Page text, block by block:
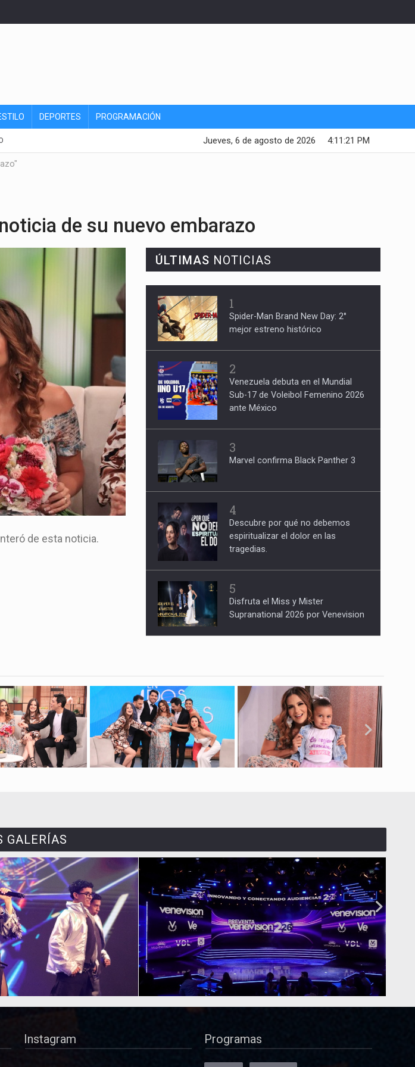
DEPORTES PROGRAMACIÓN
4:11:22 PM
Jueves, 6 de agosto de 2026
de su nuevo embarazo
de esta noticia.
ÚLTIMAS NOTICIAS
1
Spider-Man Brand New Day: 2°
mejor estreno histórico
2
Venezuela debuta en el Mundial
Sub-17 de Voleibol Femenino 2026
ante México
3
Marvel confirma Black Panther 3
4
Descubre por qué no debemos
espiritualizar el dolor en las
tragedias.
5
Disfruta el Miss y Mister
Supranational 2026 por Venevision
GALERÍAS
Instagram Programas